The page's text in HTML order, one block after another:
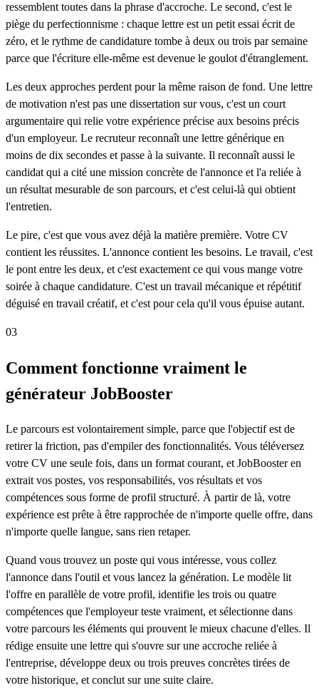
ressemblent toutes dans la phrase d'accroche. Le second, c'est le
piège du perfectionnisme : chaque lettre est un petit essai écrit de
zéro, et le rythme de candidature tombe à deux ou trois par semaine
parce que l'écriture elle-même est devenue le goulot d'étranglement.
Les deux approches perdent pour la même raison de fond. Une lettre
de motivation n'est pas une dissertation sur vous, c'est un court
argumentaire qui relie votre expérience précise aux besoins précis
d'un employeur. Le recruteur reconnaît une lettre générique en
moins de dix secondes et passe à la suivante. Il reconnaît aussi le
candidat qui a cité une mission concrète de l'annonce et l'a reliée à
un résultat mesurable de son parcours, et c'est celui-là qui obtient
l'entretien.
Le pire, c'est que vous avez déjà la matière première. Votre CV
contient les réussites. L'annonce contient les besoins. Le travail, c'est
le pont entre les deux, et c'est exactement ce qui vous mange votre
soirée à chaque candidature. C'est un travail mécanique et répétitif
déguisé en travail créatif, et c'est pour cela qu'il vous épuise autant.
03
Comment fonctionne vraiment le
générateur JobBooster
Le parcours est volontairement simple, parce que l'objectif est de
retirer la friction, pas d'empiler des fonctionnalités. Vous téléversez
votre CV une seule fois, dans un format courant, et JobBooster en
extrait vos postes, vos responsabilités, vos résultats et vos
compétences sous forme de profil structuré. À partir de là, votre
expérience est prête à être rapprochée de n'importe quelle offre, dans
n'importe quelle langue, sans rien retaper.
Quand vous trouvez un poste qui vous intéresse, vous collez
l'annonce dans l'outil et vous lancez la génération. Le modèle lit
l'offre en parallèle de votre profil, identifie les trois ou quatre
compétences que l'employeur teste vraiment, et sélectionne dans
votre parcours les éléments qui prouvent le mieux chacune d'elles. Il
rédige ensuite une lettre qui s'ouvre sur une accroche reliée à
l'entreprise, développe deux ou trois preuves concrètes tirées de
votre historique, et conclut sur une suite claire.